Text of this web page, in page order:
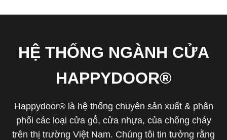
HỆ THỐNG NGÀNH CỬA
HAPPYDOOR®
Happydoor® là hệ thống chuyên sản xuất & phân
phối các loại cửa gỗ, cửa nhựa, của chống cháy
trên thị trường Việt Nam. Chúng tôi tin tưởng rằng